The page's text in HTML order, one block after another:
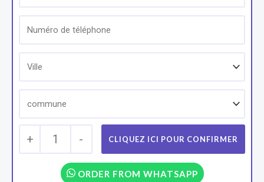
+ 1 -
ORDER FROM WHATSAPP